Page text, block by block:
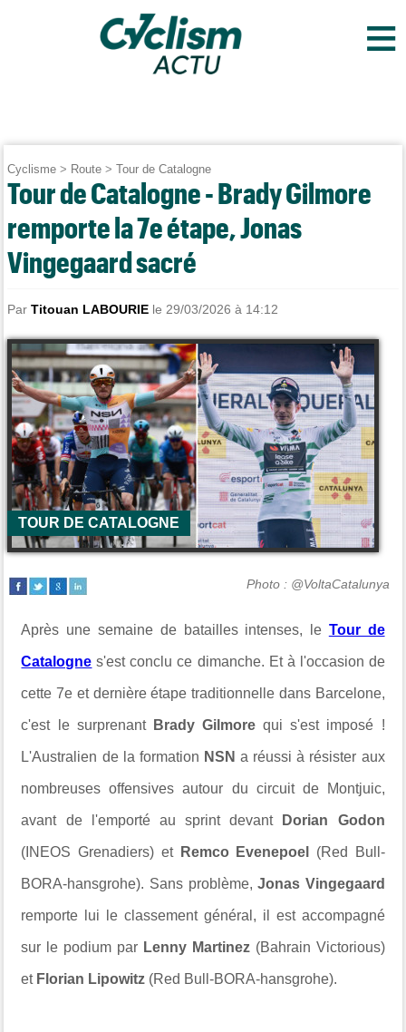
≡
Cyclisme > Route >Tour de Catalogne
Tour de Catalogne - Brady Gilmore
remporte la 7e étape, Jonas
Vingegaard sacré
ParTitouan LABOURIE le 29/03/2026 à 14:12
TOUR DE CATALOGNE
Photo : @VoltaCatalunya
Après une semaine de batailles intenses, le Tour de
Catalogne s'est conclu ce dimanche. Et à l'occasion de
cette 7e et dernière étape traditionnelle dans Barcelone,
c'est le surprenantBrady Gilmorequi s'est imposé !
L'Australien de la formation NSNa réussi à résister aux
nombreuses offensives autour du circuit de Montjuic,
avant de l'emporté au sprint devant Dorian Godon
(INEOS Grenadiers) et Remco Evenepoel (Red Bull-
BORA-hansgrohe). Sans problème, Jonas Vingegaard
remporte lui le classement général, il est accompagné
sur le podium par Lenny Martinez(Bahrain Victorious)
et Florian Lipowitz (Red Bull-BORA-hansgrohe).